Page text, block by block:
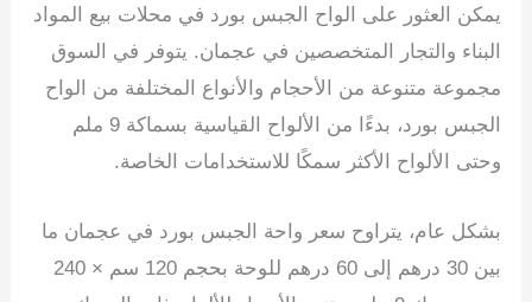
يمكن العثور على الواح الجبس بورد في محلات بيع المواد
البناء والتجار المتخصصين في عجمان. يتوفر في السوق
مجموعة متنوعة من الأحجام والأنواع المختلفة من الواح
الجبس بورد، بدءًا من الألواح القياسية بسماكة 9 ملم
وحتى الألواح الأكثر سمكًا للاستخدامات الخاصة.
بشكل عام، يتراوح سعر واحة الجبس بورد في عجمان ما
بين 30 درهم إلى 60 درهم للوحة بحجم 120 سم × 240